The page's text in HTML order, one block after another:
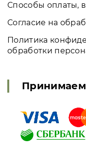
Способы оплаты,
Согласие на
Политика
обработки
Принимаем